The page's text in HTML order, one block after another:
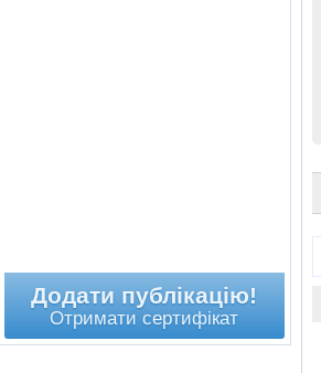
Додати публікацію!
Отримати сертифікат